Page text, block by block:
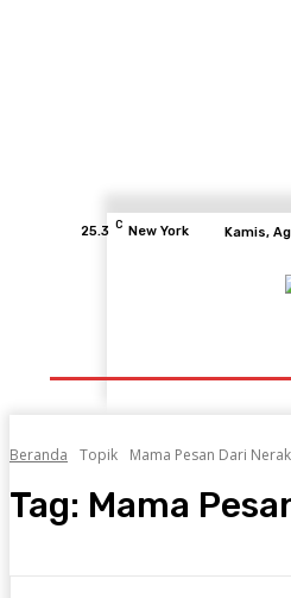
25.3 C New York Kamis,
Beranda Topik Mama Pesan Dari
Tag: Mama